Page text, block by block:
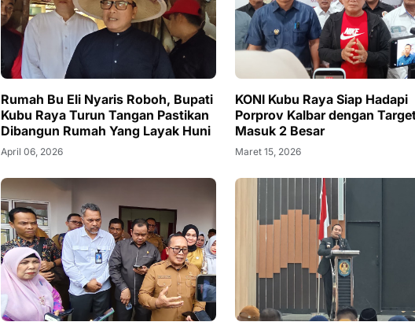
Rumah Bu Eli Nyaris Roboh, Bupati
Kubu Raya Turun Tangan Pastikan
Dibangun Rumah Yang Layak Huni
April 06, 2026
KONI Kubu Raya Siap Hadapi
Porprov Kalbar dengan
Masuk 2 Besar
Maret 15, 2026